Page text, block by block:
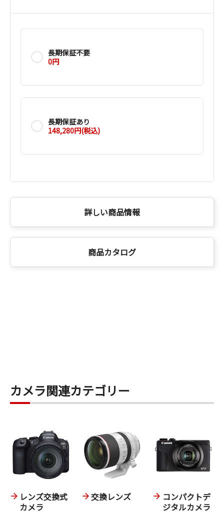
長期保証不要
0円
長期保証あり
148,280円(税込)
詳しい商品情報
商品カタログ
カメラ関連カテゴリー
レンズ交換式
カメラ
交換レンズ
コンパクトデ
ジタルカメラ